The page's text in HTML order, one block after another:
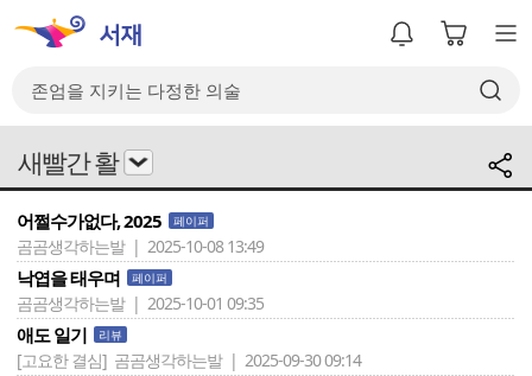
새빨간 활
어쩔수가없다, 2025 페이퍼
곰곰생각하는발 | 2025-10-08 13:49
낙엽을 태우며 페이퍼
곰곰생각하는발 | 2025-10-01 09:35
애도 일기 리뷰
[고요한 결심] 곰곰생각하는발 | 2025-09-30 09:14